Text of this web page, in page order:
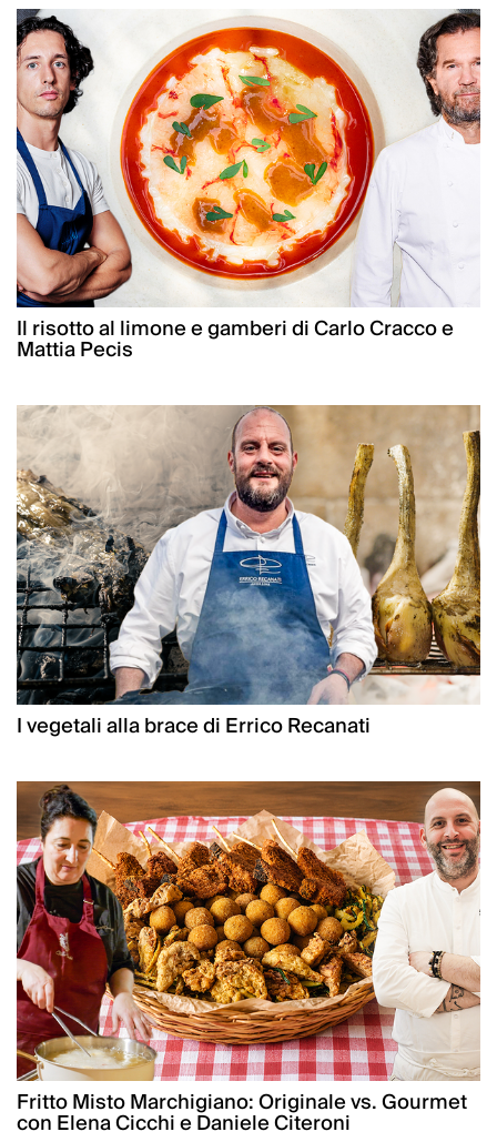
Il risotto al limone e gamberi di Carlo Cracco e
Mattia Pecis
I vegetali alla brace di Errico Recanati
Fritto Misto Marchigiano: Originale vs. Gourmet
con Elena Cicchi e Daniele Citeroni